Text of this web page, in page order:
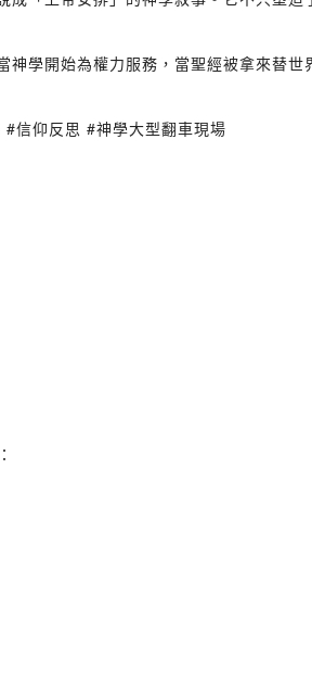
學開始為權力服務，當聖經被拿來替
信仰反思 #神學大型翻車現場